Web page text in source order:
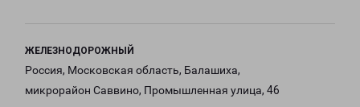
ЖЕЛЕЗНОДОРОЖНЫЙ
Россия, Московская область, Балашиха,
микрорайон Саввино, Промышленная улица, 46